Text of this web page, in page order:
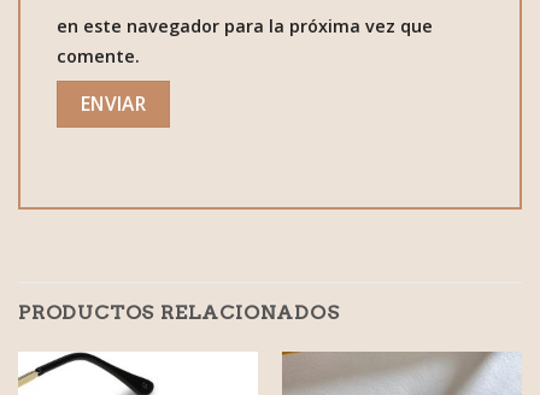
en este navegador para la próxima vez que
comente.
PRODUCTOS RELACIONADOS